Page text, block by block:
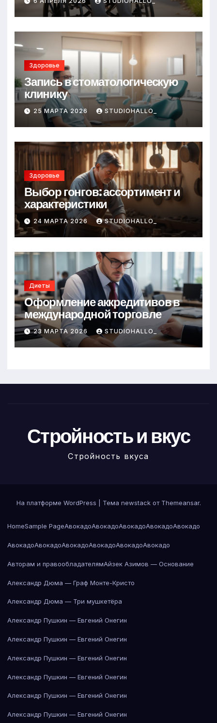
Здоровье
Запись в стоматологическую
клинику
25 МАРТА 2026 STUDIOHALLO_
Здоровье
Выбор гонгов: ассортимент и
характеристики
24 МАРТА 2026 STUDIOHALLO_
Диеты
Оформление аккредитивов в
международной торговле
23 МАРТА 2026 STUDIOHALLO_
Стройность и вкус
Стройность вкуса
На платформе WordPress Тема newstack от Themeansar.
HomeSample PageАвокадоАвокадоАвокадоАвокадоАвокадо
АвокадоАвокадоАвокадоАвокадоАвокадоАвокадо
Авторам и правообладателямАйзек Азимов — Основание
Александр Дюма — Граф Монте-Кристо
Александр Дюма — Три мушкетёра
Александр Пушкин — Евгений Онегин
Александр Пушкин — Евгений Онегин
Александр Пушкин — Евгений Онегин
Александр Пушкин — Евгений Онегин
Александр Пушкин — Евгений Онегин
Александр Пушкин — Евгений Онегин